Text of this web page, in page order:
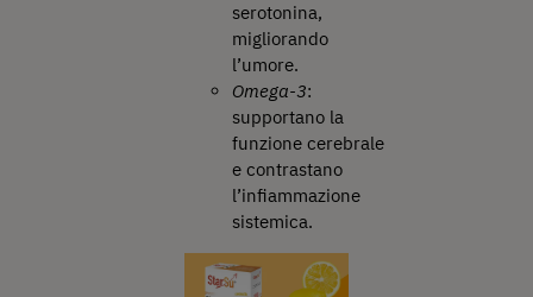
serotonina,
migliorando
l’umore.
Omega-3:
supportano la
funzione cerebrale
e contrastano
l’infiammazione
sistemica.